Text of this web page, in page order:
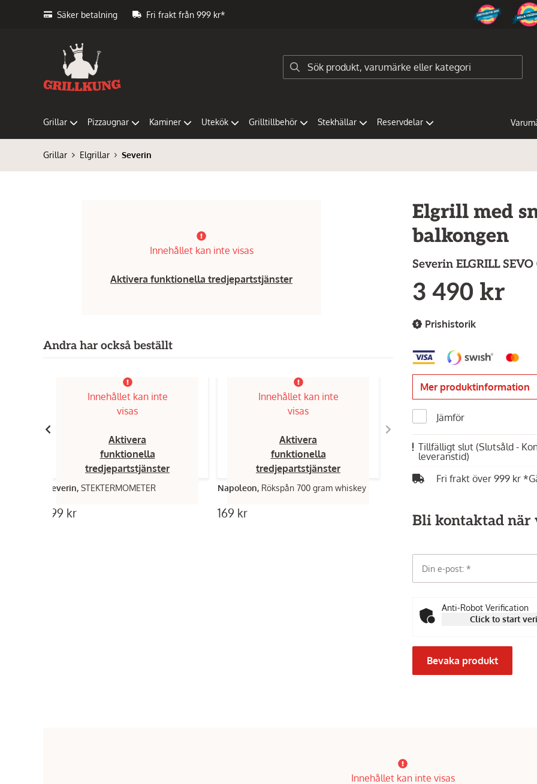
Säker betalning Fri frakt från 999 kr*
Grillar Pizzaugnar Kaminer Utekök Grilltillbehör Stekhällar Reservdelar
Grillar Elgrillar Severin
Innehållet kan inte visas
Aktivera funktionella tredjepartstjänster
Andra har också beställt
Innehållet kan inte
visas
Aktivera
funktionella
tredjepartstjänster
Severin, STEKTERMOMETER
199 kr
Innehållet kan inte
visas
Aktivera
funktionella
tredjepartstjänster
Napoleon, Rökspån 700 gram whiskey
169 kr
Elgrill med
balkongen
Severin ELGRILL SEVO
3 490 kr
Prishistorik
Mer produktinformation
Jämför
Tillfälligt slut (Slutsåld -
leveranstid)
Fri frakt över 999 kr
Bli kontaktad när
Din e-post:
Anti-Robot Verification
Click to start
Bevaka produkt
Innehållet kan inte visas